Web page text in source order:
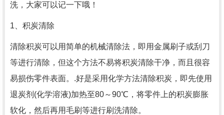
洗，大家可以记一下哦！
1、积炭清除
清除积炭可以用简单的机械清除法，即用金属刷子或刮刀
等进行清除，但这个方法不易将积炭清除干净，而且很容
易损伤零件表面。.好是采用化学方法清除积炭，即先使用
退炭剂(化学溶液)加热至80～90℃，将零件上的积炭膨胀
软化，然后再用毛刷等进行刷洗清除。